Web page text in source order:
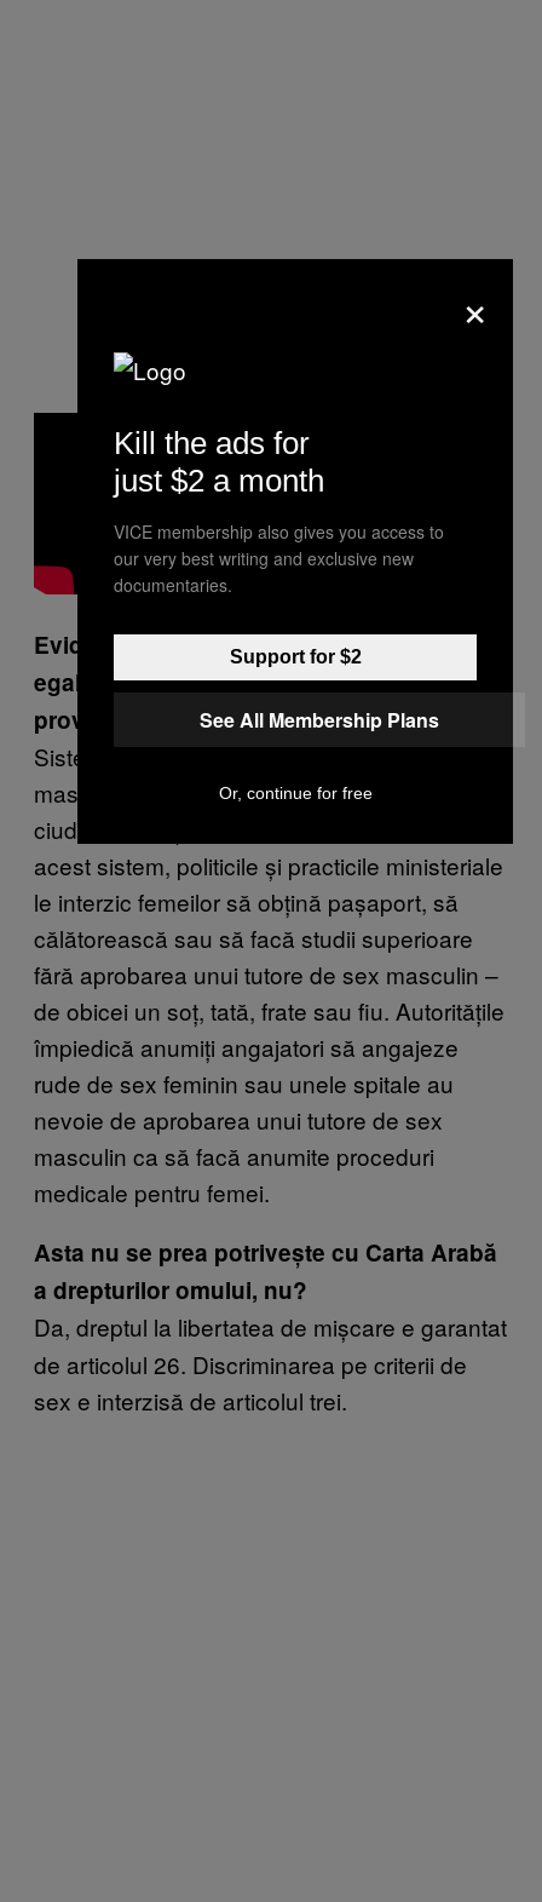
Evident, asta ne duce la alte probleme de
egalitate din Arabia Saudită. Cu ce alte
provocări se confruntă femeile?
Sistemul discriminator al tutorilor de sex
masculin a rămas intact în continuare în
ciuda declarațiilor guvernului că va fi abolit. În
acest sistem, politicile și practicile ministeriale
le interzic femeilor să obțină pașaport, să
călătorească sau să facă studii superioare
fără aprobarea unui tutore de sex masculin –
de obicei un soț, tată, frate sau fiu. Autoritățile
împiedică anumiți angajatori să angajeze
rude de sex feminin sau unele spitale au
nevoie de aprobarea unui tutore de sex
masculin ca să facă anumite proceduri
medicale pentru femei.
Asta nu se prea potrivește cu Carta Arabă
a drepturilor omului, nu?
Da, dreptul la libertatea de mișcare e garantat
de articolul 26. Discriminarea pe criterii de
sex e interzisă de articolul trei.
×
Kill the ads for
just $2 a month
VICE membership also gives you access to
our very best writing and exclusive new
documentaries.
Support for $2
See All Membership Plans
Or, continue for free